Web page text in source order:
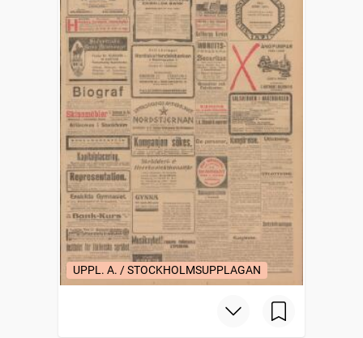
UPPL. A. / STOCKHOLMSUPPLAGAN